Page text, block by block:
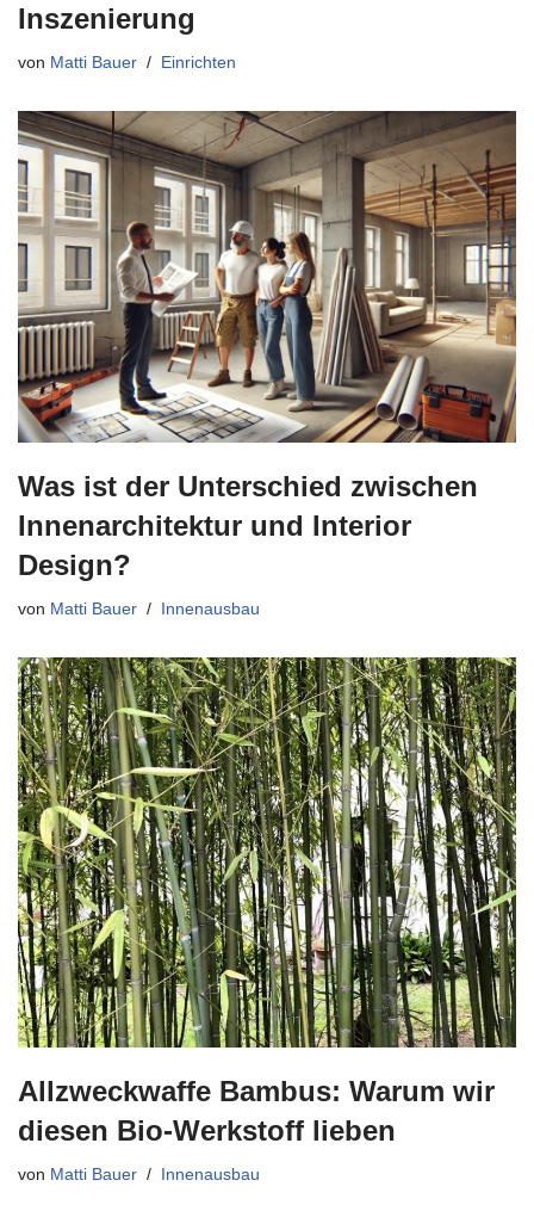
Inszenierung
von Matti Bauer Einrichten
Was ist der Unterschied zwischen
Innenarchitektur und Interior
Design?
von Matti Bauer Innenausbau
Allzweckwaffe Bambus: Warum wir
diesen Bio-Werkstoff lieben
von Matti Bauer Innenausbau